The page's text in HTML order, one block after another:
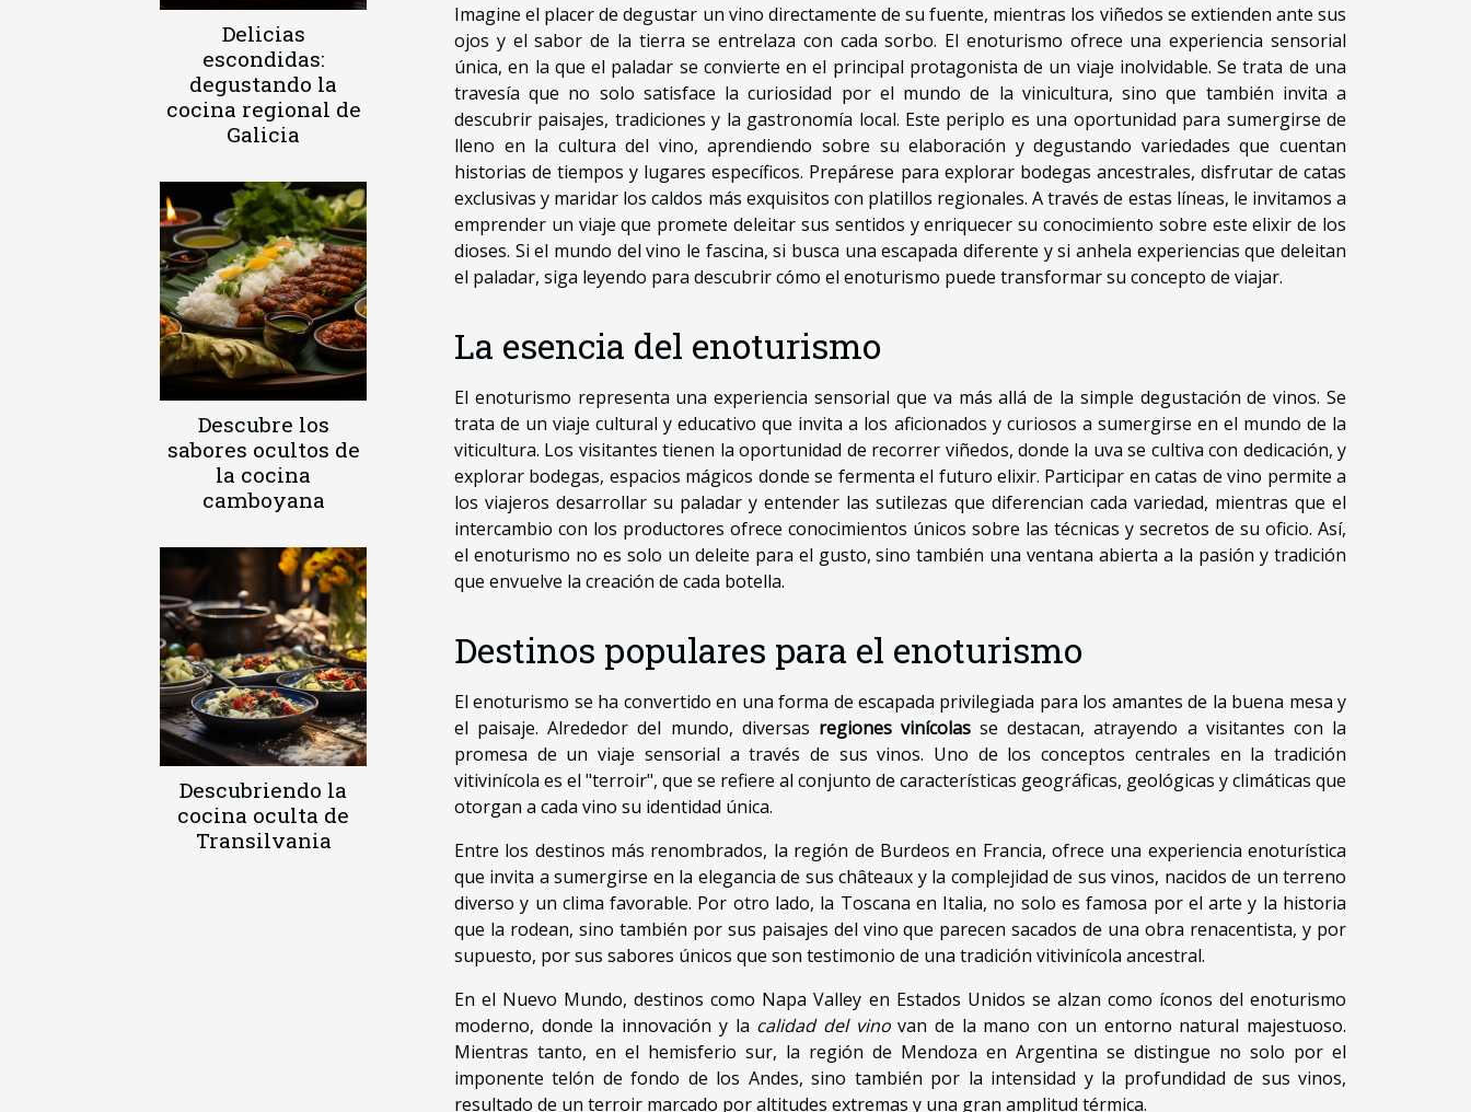
Delicias
escondidas:
degustando la
cocina regional de
Galicia
Descubre los
sabores ocultos de
la cocina
camboyana
Descubriendo la
cocina oculta de
Transilvania
Imagine el placer de degustar un vino directamente de su fuente, mientras los viñedos se extienden ante sus
ojos y el sabor de la tierra se entrelaza con cada sorbo. El enoturismo ofrece una experiencia sensorial
única, en la que el paladar se convierte en el principal protagonista de un viaje inolvidable. Se trata de una
travesía que no solo satisface la curiosidad por el mundo de la vinicultura, sino que también invita a
descubrir paisajes, tradiciones y la gastronomía local. Este periplo es una oportunidad para sumergirse de
lleno en la cultura del vino, aprendiendo sobre su elaboración y degustando variedades que cuentan
historias de tiempos y lugares específicos. Prepárese para explorar bodegas ancestrales, disfrutar de catas
exclusivas y maridar los caldos más exquisitos con platillos regionales. A través de estas líneas, le invitamos a
emprender un viaje que promete deleitar sus sentidos y enriquecer su conocimiento sobre este elixir de los
dioses. Si el mundo del vino le fascina, si busca una escapada diferente y si anhela experiencias que deleitan
el paladar, siga leyendo para descubrir cómo el enoturismo puede transformar su concepto de viajar.
La esencia del enoturismo
El enoturismo representa una experiencia sensorial que va más allá de la simple degustación de vinos. Se
trata de un viaje cultural y educativo que invita a los aficionados y curiosos a sumergirse en el mundo de la
viticultura. Los visitantes tienen la oportunidad de recorrer viñedos, donde la uva se cultiva con dedicación, y
explorar bodegas, espacios mágicos donde se fermenta el futuro elixir. Participar en catas de vino permite a
los viajeros desarrollar su paladar y entender las sutilezas que diferencian cada variedad, mientras que el
intercambio con los productores ofrece conocimientos únicos sobre las técnicas y secretos de su oficio. Así,
el enoturismo no es solo un deleite para el gusto, sino también una ventana abierta a la pasión y tradición
que envuelve la creación de cada botella.
Destinos populares para el enoturismo
El enoturismo se ha convertido en una forma de escapada privilegiada para los amantes de la buena mesa y
el paisaje. Alrededor del mundo, diversas regiones vinícolas se destacan, atrayendo a visitantes con la
promesa de un viaje sensorial a través de sus vinos. Uno de los conceptos centrales en la tradición
vitivinícola es el "terroir", que se refiere al conjunto de características geográficas, geológicas y climáticas que
otorgan a cada vino su identidad única.
Entre los destinos más renombrados, la región de Burdeos en Francia, ofrece una experiencia enoturística
que invita a sumergirse en la elegancia de sus châteaux y la complejidad de sus vinos, nacidos de un terreno
diverso y un clima favorable. Por otro lado, la Toscana en Italia, no solo es famosa por el arte y la historia
que la rodean, sino también por sus paisajes del vino que parecen sacados de una obra renacentista, y por
supuesto, por sus sabores únicos que son testimonio de una tradición vitivinícola ancestral.
En el Nuevo Mundo, destinos como Napa Valley en Estados Unidos se alzan como íconos del enoturismo
moderno, donde la innovación y la calidad del vinovan de la mano con un entorno natural majestuoso.
Mientras tanto, en el hemisferio sur, la región de Mendoza en Argentina se distingue no solo por el
imponente telón de fondo de los Andes, sino también por la intensidad y la profundidad de sus vinos,
resultado de un terroir marcado por altitudes extremas y una gran amplitud térmica.